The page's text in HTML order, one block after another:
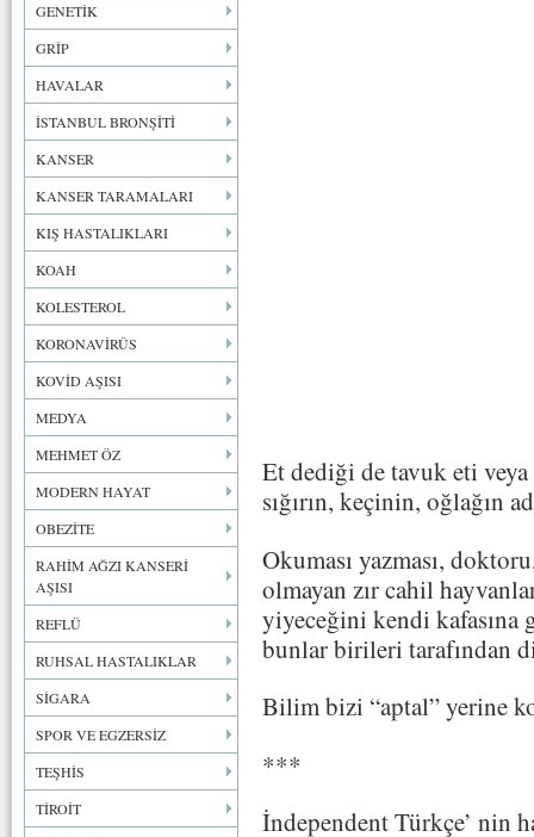
GENETİK
GRİP
HAVALAR
İSTANBUL BRONŞİTİ
KANSER
KANSER TARAMALARI
KIŞ HASTALIKLARI
KOAH
KOLESTEROL
KORONAVİRÜS
KOVİD AŞISI
MEDYA
MEHMET ÖZ
MODERN HAYAT
OBEZİTE
RAHİM AĞZI KANSERİ
AŞISI
REFLÜ
RUHSAL HASTALIKLAR
SİGARA
SPOR VE EGZERSİZ
TEŞHİS
TİROİT
Et dediği de tavuk eti
sığırın, keçinin, oğlağın
Okuması yazması,
olmayan zır cahil
yiyeceğini kendi
bunlar birileri tarafından
Bilim bizi “aptal” yerine
***
İndependent Türkçe’ nin